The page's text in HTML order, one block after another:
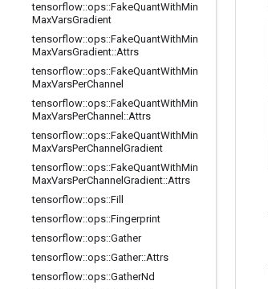
tensorflow::ops::FakeQuantWithMin
MaxVarsGradient
tensorflow::ops::FakeQuantWithMin
MaxVarsGradient::Attrs
tensorflow::ops::FakeQuantWithMin
MaxVarsPerChannel
tensorflow::ops::FakeQuantWithMin
MaxVarsPerChannel ::Attrs
tensorflow::ops::FakeQuantWithMin
MaxVarsPerChannel Gradient
tensorflow::ops::FakeQuantWithMin
MaxVarsPerChannel Gradient::Attrs
tensorflow::ops::Fill
tensorflow::ops::Fingerprint
tensorflow::ops::Gather
tensorflow::ops::Gather::Attrs
tensorflow::ops::GatherNd